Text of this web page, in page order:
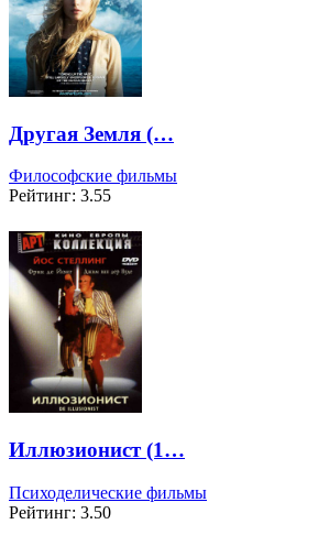
Другая Земля (…
Философские фильмы
Рейтинг: 3.55
Иллюзионист (1…
Психоделические фильмы
Рейтинг: 3.50